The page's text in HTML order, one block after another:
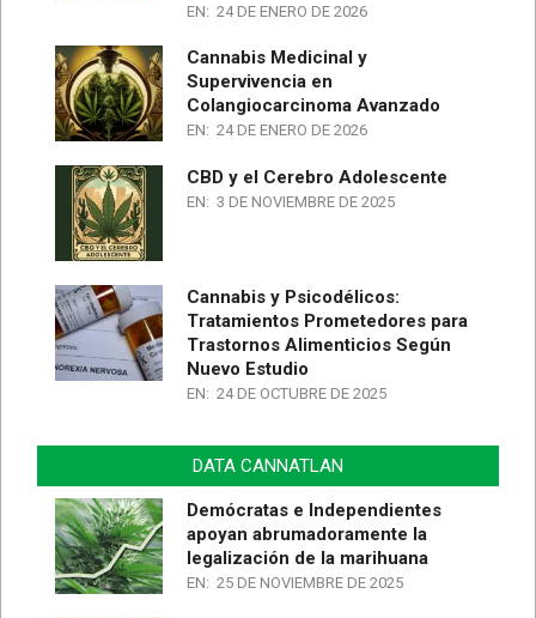
EN: 24 DE ENERO DE 2026
Cannabis Medicinal y
Supervivencia en
Colangiocarcinoma Avanzado
EN: 24 DE ENERO DE 2026
CBD y el Cerebro Adolescente
EN: 3 DE NOVIEMBRE DE 2025
Cannabis y Psicodélicos:
Tratamientos Prometedores para
Trastornos Alimenticios Según
Nuevo Estudio
EN: 24 DE OCTUBRE DE 2025
DATA CANNATLAN
Demócratas e Independientes
apoyan abrumadoramente la
legalización de la marihuana
EN: 25 DE NOVIEMBRE DE 2025